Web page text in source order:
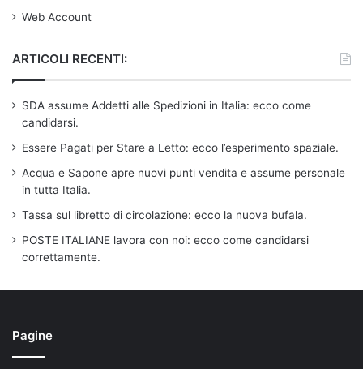
Web Account
ARTICOLI RECENTI:
SDA assume Addetti alle Spedizioni in Italia: ecco come
candidarsi.
Essere Pagati per Stare a Letto: ecco l’esperimento spaziale.
Acqua e Sapone apre nuovi punti vendita e assume personale
in tutta Italia.
Tassa sul libretto di circolazione: ecco la nuova bufala.
POSTE ITALIANE lavora con noi: ecco come candidarsi
correttamente.
Pagine